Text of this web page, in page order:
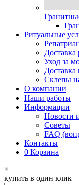
Ритуальные
Доставка
Уход за
Доставка
Склепы
О компании
Наши работы
Информации
Новости
Советы
FAQ
Контакты
0 Корзина
×
купить в один клик